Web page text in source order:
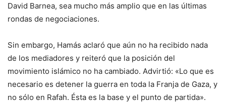
David Barnea, sea mucho más amplio que en las últimas
rondas de negociaciones.
Sin embargo, Hamás aclaró que aún no ha recibido nada
de los mediadores y reiteró que la posición del
movimiento islámico no ha cambiado. Advirtió: «Lo que es
necesario es detener la guerra en toda la Franja de Gaza, y
no sólo en Rafah. Ésta es la base y el punto de partida».